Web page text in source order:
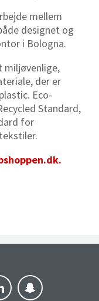
mellem
designet og
i Bologna.
miljøvenlige,
der er
Eco-
Standard,
for